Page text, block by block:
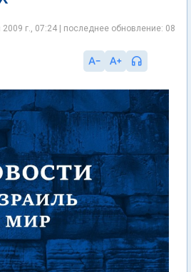
г., 07:24 | последнее обновление: 08